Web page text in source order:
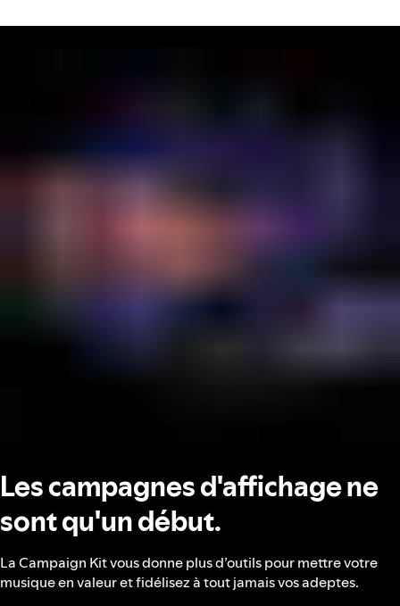
Les campagnes d'affichage ne
sont qu'un début.
La Campaign Kit vous donne plus d’outils pour mettre votre
musique en valeur et fidélisez à tout jamais vos adeptes.